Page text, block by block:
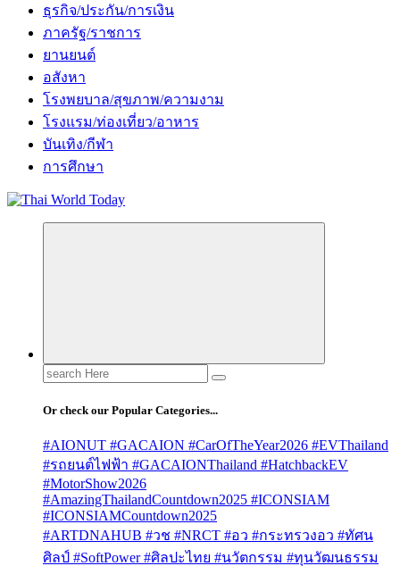
ธุรกิจ/ประกัน/การเงิน
ภาครัฐ/ราชการ
ยานยนต์
อสังหา
โรงพยบาล/สุขภาพ/ความงาม
โรงแรม/ท่องเที่ยว/อาหาร
บันเทิง/กีฬา
การศึกษา
Search
for:
Or check our Popular Categories...
#AIONUT #GACAION #CarOfTheYear2026 #EVThailand
#รถยนต์ไฟฟ้า #GACAIONThailand #HatchbackEV
#MotorShow2026
#AmazingThailandCountdown2025 #ICONSIAM
#ICONSIAMCountdown2025
#ARTDNAHUB #วช #NRCT #อว #กระทรวงอว #ทัศน
ศิลป์ #SoftPower #ศิลปะไทย #นวัตกรรม #ทุนวัฒนธรรม